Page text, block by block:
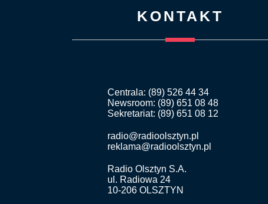
KONTAKT
Centrala: (89) 526 44 34
Newsroom: (89) 651 08 48
Sekretariat: (89) 651 08 12
radio@radioolsztyn.pl
reklama@radioolsztyn.pl
Radio Olsztyn S.A.
ul. Radiowa 24
10-206 OLSZTYN